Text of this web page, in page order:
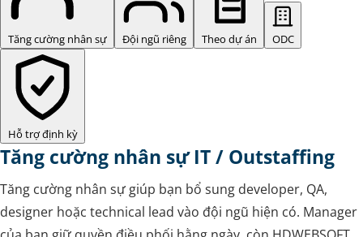
Tăng cường nhân sự Đội ngũ riêng Theo dự án ODC
Hỗ trợ định kỳ
Tăng cường nhân sự IT / Outstaffing
Tăng cường nhân sự giúp bạn bổ sung developer, QA,
designer hoặc technical lead vào đội ngũ hiện có. Manager